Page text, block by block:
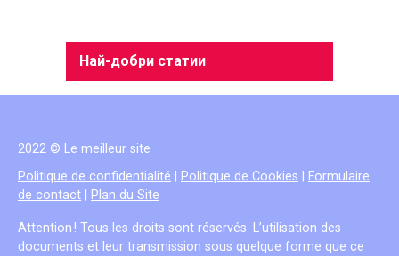
Най-добри статии
2022 © Le meilleur site
Politique de confidentialité
Politique de Cookies
Formulaire
de contact
Plan du Site
Attention ! Tous les droits sont réservés. L’utilisation des
documents et leur transmission sous quelque forme que ce